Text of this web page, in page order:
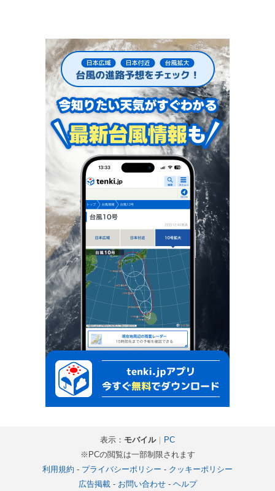
表示： モバイル｜ PC
※PCの閲覧は一部制限されます
利用規約 - プライバシーポリシー - クッキーポリシー
広告掲載- お問い合わせ- ヘルプ